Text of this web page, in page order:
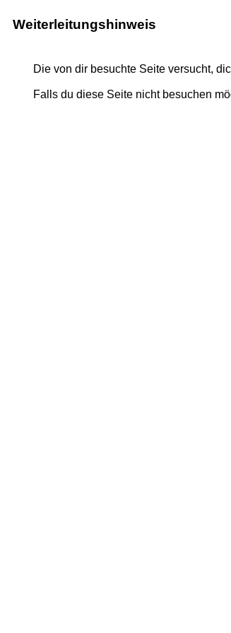
Weiterleitungshinweis
Die von dir besuchte Seite versucht,
Falls du diese Seite nicht besuchen